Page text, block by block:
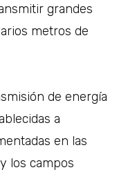
grandes
metros de
de energía
a
en las
los campos